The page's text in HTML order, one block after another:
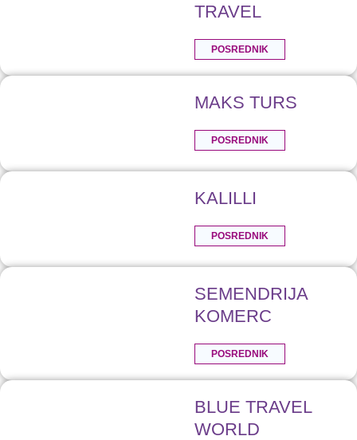
TRAVEL
POSREDNIK
MAKS TURS
POSREDNIK
KALILLI
POSREDNIK
SEMENDRIJA
KOMERC
POSREDNIK
BLUE TRAVEL
WORLD